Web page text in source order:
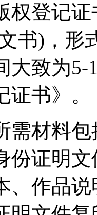
权登记
书)，形
大致为
书》。
需材料
份证明
、作品